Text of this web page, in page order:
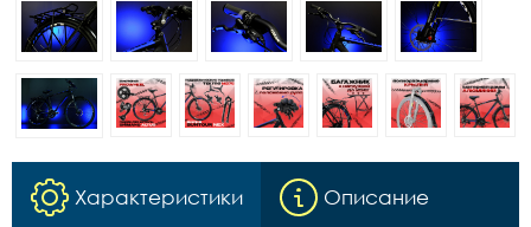
Характеристики Описание